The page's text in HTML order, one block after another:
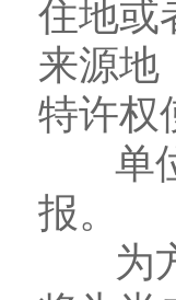
住地或
来源地
特许权
单位
报。
为方